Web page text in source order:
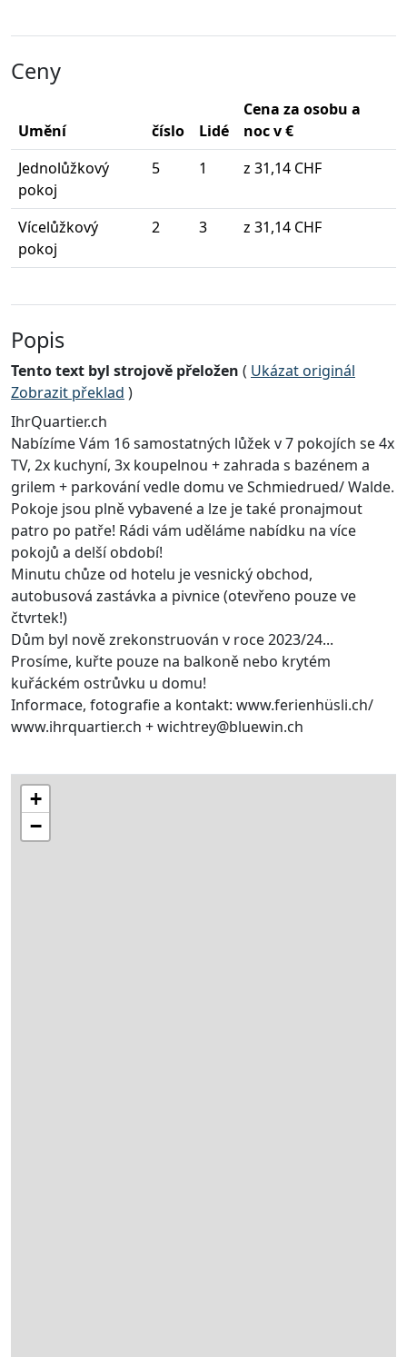
Ceny
Umění číslo Lidé
Cena za osobu a
noc v €
Jednolůžkový
pokoj
5 1 z 31,14 CHF
Vícelůžkový
pokoj
2 3 z 31,14 CHF
Popis
Tento text byl strojově přeložen ( Ukázat originál
Zobrazit překlad )
IhrQuartier.ch
Nabízíme Vám 16 samostatných lůžek v 7 pokojích se 4x
TV, 2x kuchyní, 3x koupelnou + zahrada s bazénem a
grilem + parkování vedle domu ve Schmiedrued/ Walde.
Pokoje jsou plně vybavené a lze je také pronajmout
patro po patře! Rádi vám uděláme nabídku na více
pokojů a delší období!
Minutu chůze od hotelu je vesnický obchod,
autobusová zastávka a pivnice (otevřeno pouze ve
čtvrtek!)
Dům byl nově zrekonstruován v roce 2023/24...
Prosíme, kuřte pouze na balkoně nebo krytém
kuřáckém ostrůvku u domu!
Informace, fotografie a kontakt: www.ferienhüsli.ch/
www.ihrquartier.ch + wichtrey@bluewin.ch
+
−